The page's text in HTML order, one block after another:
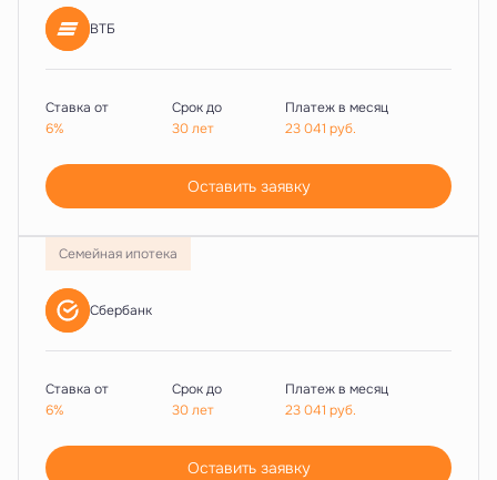
ВТБ
Ставка от
6%
Срок до
30 лет
Платеж в месяц
23 041 руб.
Оставить заявку
Семейная ипотека
Сбербанк
Ставка от
6%
Срок до
30 лет
Платеж в месяц
23 041 руб.
Оставить заявку